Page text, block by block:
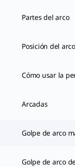
Partes del arco
Posición del
Cómo usar la
Arcadas
Golpe de arco
Golpe de arco